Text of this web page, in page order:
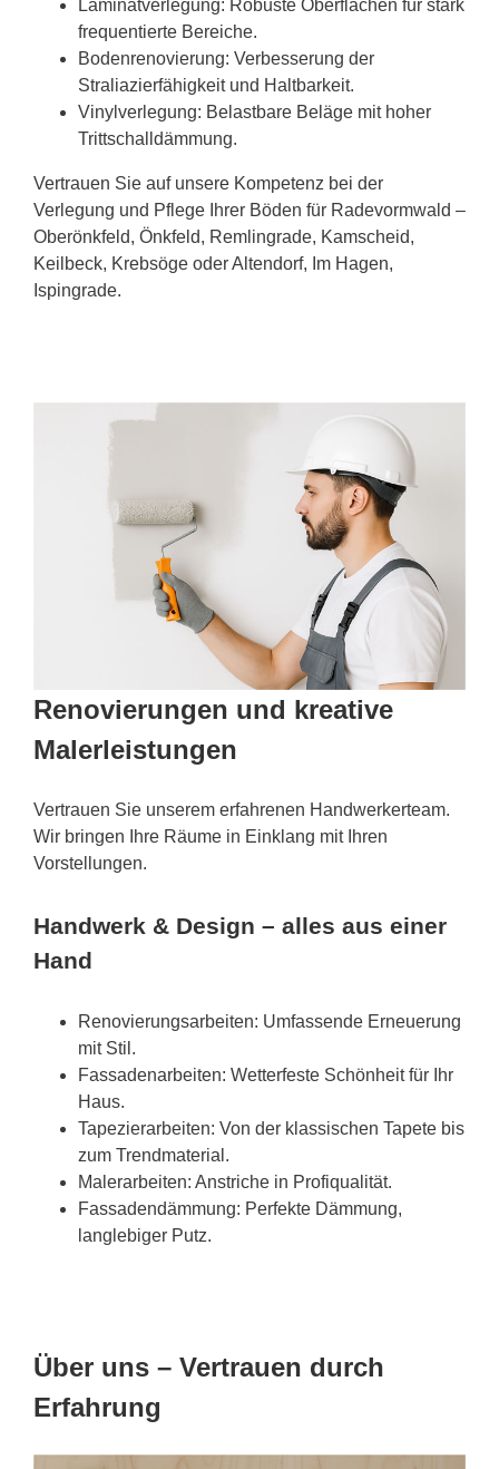
Laminatverlegung: Robuste Oberflächen für stark
frequentierte Bereiche.
Bodenrenovierung: Verbesserung der
Straliazierfähigkeit und Haltbarkeit.
Vinylverlegung: Belastbare Beläge mit hoher
Trittschalldämmung.
Vertrauen Sie auf unsere Kompetenz bei der
Verlegung und Pflege Ihrer Böden für Radevormwald –
Oberönkfeld, Önkfeld, Remlingrade, Kamscheid,
Keilbeck, Krebsöge oder Altendorf, Im Hagen,
Ispingrade.
Renovierungen und kreative
Malerleistungen
Vertrauen Sie unserem erfahrenen Handwerkerteam.
Wir bringen Ihre Räume in Einklang mit Ihren
Vorstellungen.
Handwerk & Design – alles aus einer
Hand
Renovierungsarbeiten: Umfassende Erneuerung
mit Stil.
Fassadenarbeiten: Wetterfeste Schönheit für Ihr
Haus.
Tapezierarbeiten: Von der klassischen Tapete bis
zum Trendmaterial.
Malerarbeiten: Anstriche in Profiqualität.
Fassadendämmung: Perfekte Dämmung,
langlebiger Putz.
Über uns – Vertrauen durch
Erfahrung